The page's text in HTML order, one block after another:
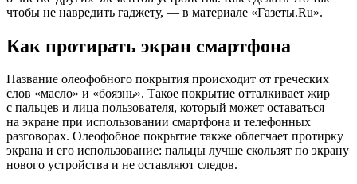
чтобы не навредить гаджету, — в материале «Газеты.Ru».
Как протирать экран смартфона
Название олеофобного покрытия происходит от греческих
слов «масло» и «боязнь». Такое покрытие отталкивает жир
с пальцев и лица пользователя, который может оставаться
на экране при использовании смартфона и телефонных
разговорах. Олеофобное покрытие также облегчает протирку
экрана и его использование: пальцы лучше скользят по экрану
нового устройства и не оставляют следов.